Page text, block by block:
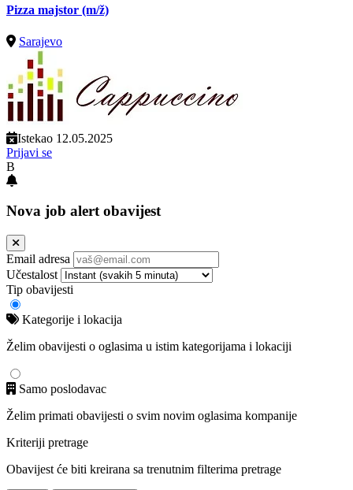
Pizza majstor (m/ž)
Sarajevo
Istekao 12.05.2025
Prijavi se
B
Nova job alert obavijest
Email adresa
Učestalost
Tip obavijesti
Kategorije i lokacija
Želim obavijesti o oglasima u istim kategorijama i lokaciji
Samo poslodavac
Želim primati obavijesti o svim novim oglasima kompanije
Kriteriji pretrage
Obavijest će biti kreirana sa trenutnim filterima pretrage